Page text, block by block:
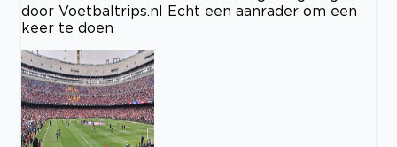
door Voetbaltrips.nl Echt een aanrader om een
keer te doen